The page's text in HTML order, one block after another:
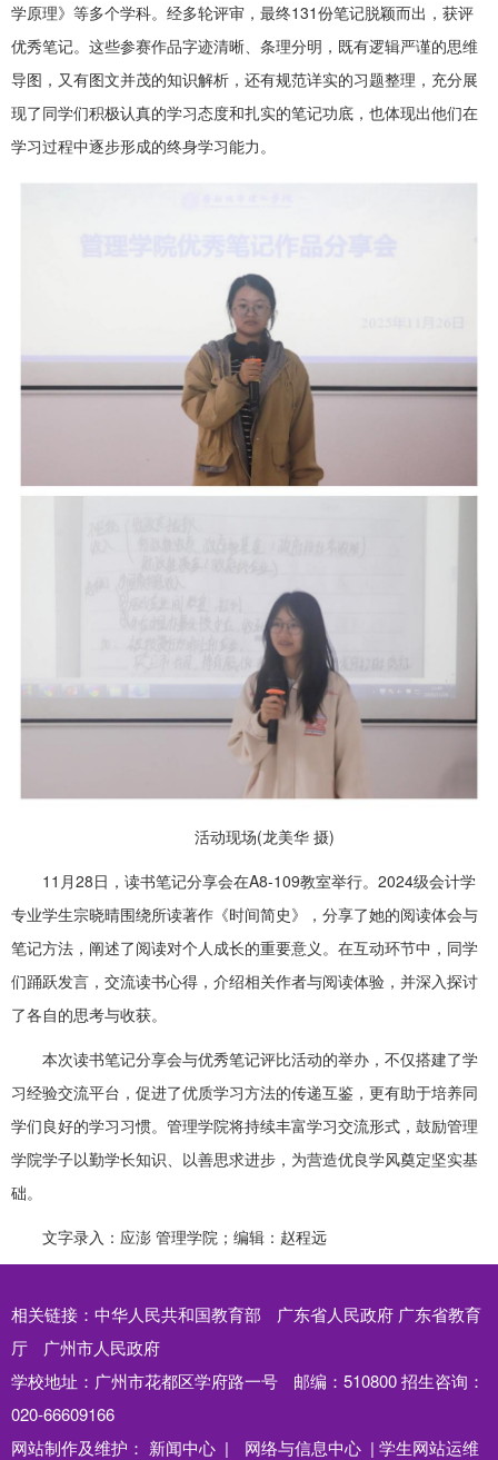
学原理》等多个学科。经多轮评审，最终131份笔记脱颖而出，获评
优秀笔记。这些参赛作品字迹清晰、条理分明，既有逻辑严谨的思维
导图，又有图文并茂的知识解析，还有规范详实的习题整理，充分展
现了同学们积极认真的学习态度和扎实的笔记功底，也体现出他们在
学习过程中逐步形成的终身学习能力。
活动现场(龙美华 摄)
11月28日，读书笔记分享会在A8-109教室举行。2024级会计学
专业学生宗晓晴围绕所读著作《时间简史》，分享了她的阅读体会与
笔记方法，阐述了阅读对个人成长的重要意义。在互动环节中，同学
们踊跃发言，交流读书心得，介绍相关作者与阅读体验，并深入探讨
了各自的思考与收获。
本次读书笔记分享会与优秀笔记评比活动的举办，不仅搭建了学
习经验交流平台，促进了优质学习方法的传递互鉴，更有助于培养同
学们良好的学习习惯。管理学院将持续丰富学习交流形式，鼓励管理
学院学子以勤学长知识、以善思求进步，为营造优良学风奠定坚实基
础。
文字录入：应澎 管理学院；编辑：赵程远
相关链接： 中华人民共和国教育部 广东省人民政府 广东省教育
厅
广州市人民政府
学校地址：广州市花都区学府路一号
邮编：510800招生咨询：
020-66609166
网站制作及维护： 新闻中心 | 网络与信息中心 | 学生网站运维